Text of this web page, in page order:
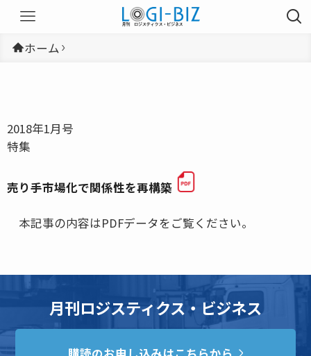
ホーム
2018年1月号
特集
売り手市場化で関係性を再構築
本記事の内容はPDFデータをご覧ください。
月刊ロジスティクス・ビジネス